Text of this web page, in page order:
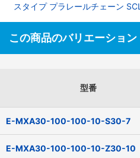
スタイプ プラレールチェーン SCL
この商品のバリエーション
型番
E-MXA30-100-100-10-S30-7
E-MXA30-100-100-10-Z30-10